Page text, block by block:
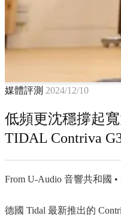
媒體評測 2024/12/10
低頻更沈穩撐起
TIDAL Contriva
From U-Audio 音響共和國
德國 Tidal 最新推出的